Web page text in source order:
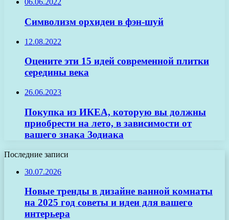
06.06.2022
Символизм орхидеи в фэн-шуй
12.08.2022
Оцените эти 15 идей современной плитки
середины века
26.06.2023
Покупка из ИКЕА, которую вы должны
приобрести на лето, в зависимости от
вашего знака Зодиака
Последние записи
30.07.2026
Новые тренды в дизайне ванной комнаты
на 2025 год советы и идеи для вашего
интерьера